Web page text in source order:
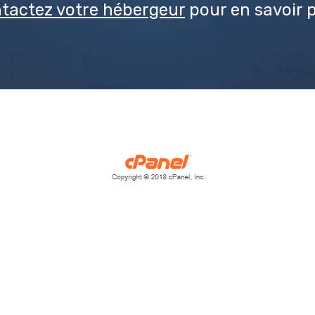
votre hébergeur pour en savoir